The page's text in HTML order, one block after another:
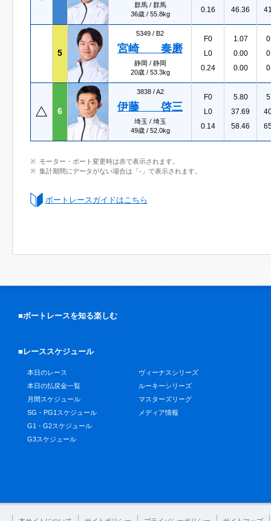
群馬 / 群馬
36歳 / 55.8kg
0.16
46.36
5
5349 / B2
宮崎 奏磨
静岡 / 静岡
20歳 / 53.3kg
F0
L0
0.24
1.07
0.00
0.00
6
3838 /A2
伊藤 啓三
埼玉 / 埼玉
49歳 / 52.0kg
F0
L0
0.14
5.80
37.69
58.46
モーター・ボート変更時は赤で表示されます。
集計期間にデータがない場合は「-」で表示されます。
ボートレースガイドはこちら
■ボートレースを知る楽しむ
■レーススケジュール
本日のレース
本日の払戻金一覧
月間スケジュール
SG・PG1スケジュール
G1・G2スケジュール
G3スケジュール
ヴィーナスシリーズ
ルーキーシリーズ
マスターズリーグ
メディア情報